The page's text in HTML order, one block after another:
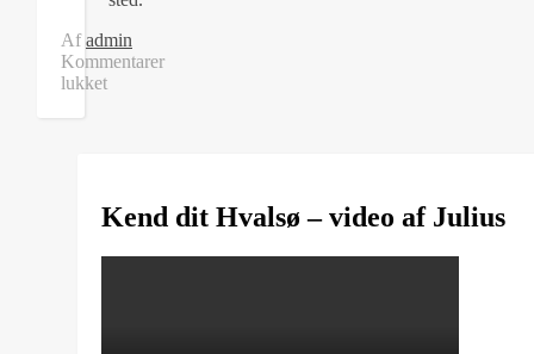
Afadmin
Kommentarer
lukket
Demo:
Kend dit Hvalsø – video af Julius